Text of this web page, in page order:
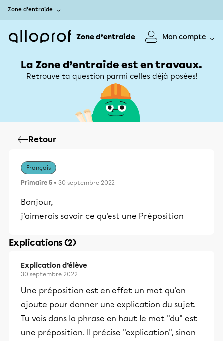
Zone d’entraide
Zone d’entraide Mon compte
La Zone d’entraide est en travaux.
Retrouve ta question parmi celles déjà posées!
Retour
Français
Primaire 5 • 30 septembre 2022
Bonjour,
j'aimerais savoir ce qu'est une Préposition
Explications (2)
Explication d’élève
30 septembre 2022
Une préposition est en effet un mot qu'on
ajoute pour donner une explication du sujet.
Tu vois dans la phrase en haut le mot "du" est
une préposition. Il précise "explication", sinon